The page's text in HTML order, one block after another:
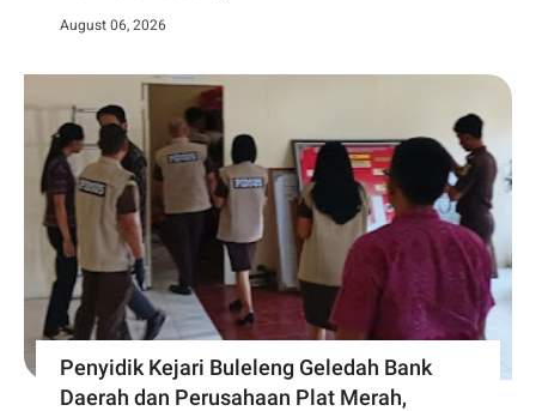
August 06, 2026
Penyidik Kejari Buleleng Geledah Bank
Daerah dan Perusahaan Plat Merah,